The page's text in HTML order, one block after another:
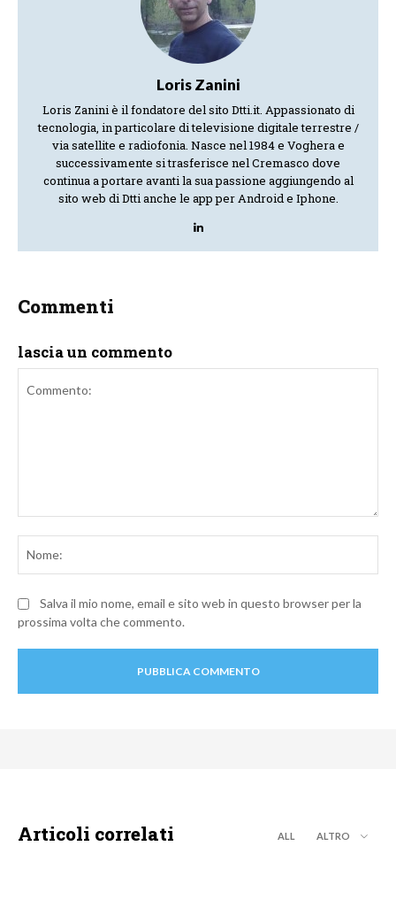
Loris Zanini
Loris Zanini è il fondatore del sito Dtti.it. Appassionato di
tecnologia, in particolare di televisione digitale terrestre /
via satellite e radiofonia. Nasce nel 1984 e Voghera e
successivamente si trasferisce nel Cremasco dove
continua a portare avanti la sua passione aggiungendo al
sito web di Dtti anche le app per Android e Iphone.
Commenti
lascia un commento
Salva il mio nome, email e sito web in questo browser per la
prossima volta che commento.
Articoli correlati ALL ALTRO